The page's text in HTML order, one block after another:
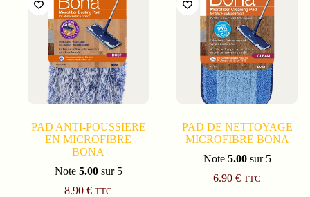
PAD ANTI-POUSSIERE
EN MICROFIBRE
BONA
Note 5.00sur 5
8.90€ TTC
PAD DE NETTOYAGE
MICROFIBRE BONA
Note 5.00sur 5
6.90€ TTC